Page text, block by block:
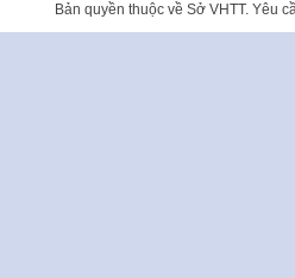
Bản quyền thuộc về Sở VHTT. Yêu